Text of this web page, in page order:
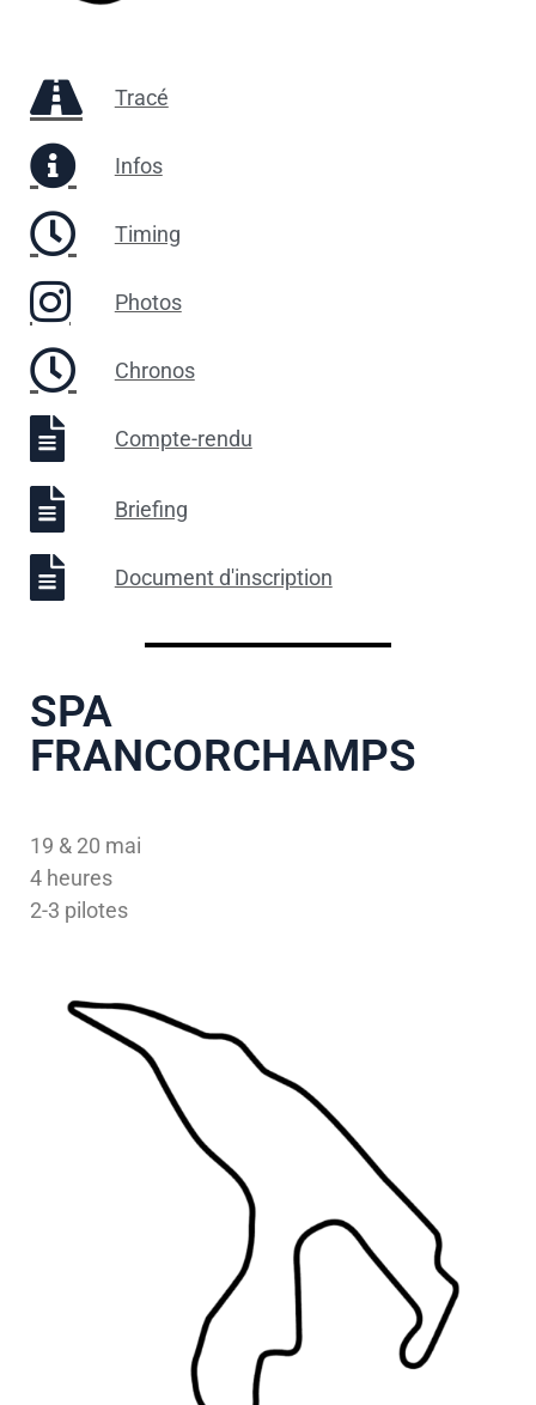
Tracé
Infos
Timing
Photos
Chronos
Compte-rendu
Briefing
Document d'inscription
SPA
FRANCORCHAMPS
19 & 20 mai
4 heures
2-3 pilotes